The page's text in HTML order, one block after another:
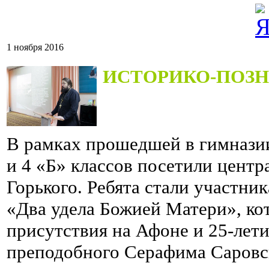
1 ноября 2016
ИСТОРИКО-
В рамках прошедшей в
и 4 «Б» классов посетили
Горького. Ребята стали
«Два удела Божией Матери»,
присутствия на Афоне и 25-
преподобного Серафима